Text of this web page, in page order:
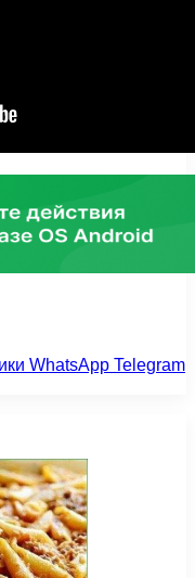
WhatsApp Telegram